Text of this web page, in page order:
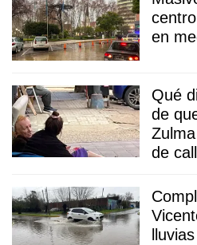
en
Qué
de
de
lluvias